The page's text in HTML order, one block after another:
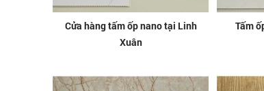
Cửa hàng tấm ốp nano tại Linh
Xuân
Tấm